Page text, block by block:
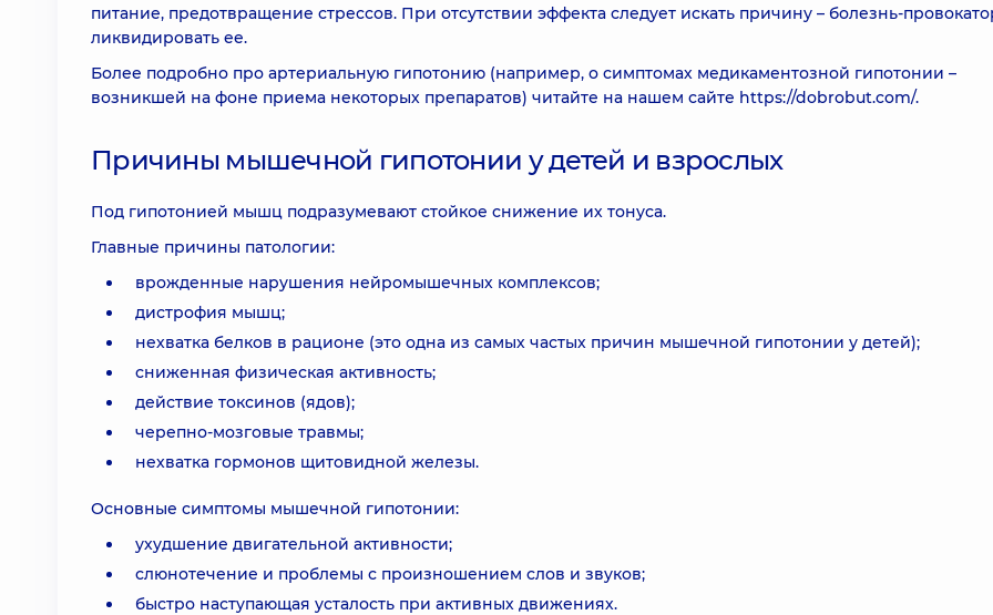
питание, предотвращение стрессов. При отсутствии эффекта следует искать причину – болезнь-
ликвидировать ее.
Более подробно про артериальную гипотонию (например, о симптомах медикаментозной гипотонии –
возникшей на фоне приема некоторых препаратов) читайте на нашем сайте https://dobrobut.com/.
Причины мышечной гипотонии у детей и взрослых
Под гипотонией мышц подразумевают стойкое снижение их тонуса.
Главные причины патологии:
врожденные нарушения нейромышечных комплексов;
дистрофия мышц;
нехватка белков в рационе (это одна из самых частых причин мышечной гипотонии у детей);
сниженная физическая активность;
действие токсинов (ядов);
черепно-мозговые травмы;
нехватка гормонов щитовидной железы.
Основные симптомы мышечной гипотонии:
ухудшение двигательной активности;
слюнотечение и проблемы с произношением слов и звуков;
быстро наступающая усталость при активных движениях.